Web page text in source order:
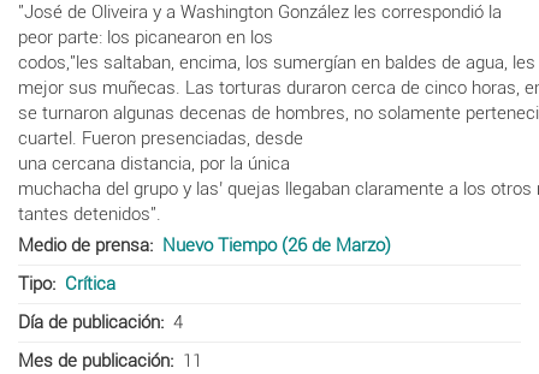
"José de Oliveira y a Washington González les correspondió la
peor parte: los picanearon en los
codos,"les saltaban, encima, los sumergían en baldes de agua, les
mejor sus muñecas. Las torturas duraron cerca de cinco horas,
se turnaron algunas decenas de hombres, no solamente
cuartel. Fueron presenciadas, desde
una cercana distancia, por la única
muchacha del grupo y las’ quejas llegaban claramente a los otros
tantes detenidos".
Medio de prensa
Nuevo Tiempo (26 de Marzo)
Tipo
Crítica
Día de publicación
4
Mes de publicación
11